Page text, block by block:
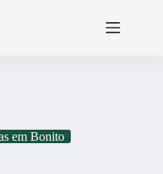
em Bonito